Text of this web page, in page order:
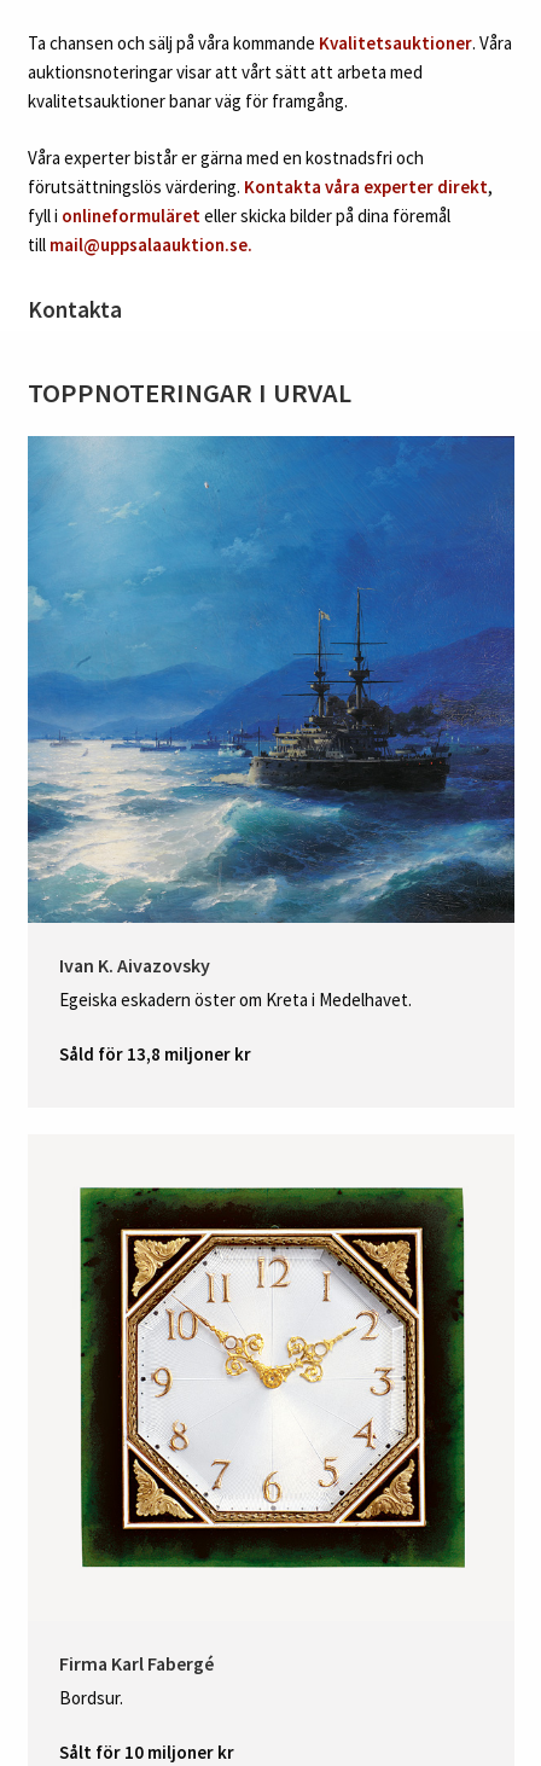
Ta chansen och sälj på våra kommande Kvalitetsauktioner. Våra
auktionsnoteringar visar att vårt sätt att arbeta med
kvalitetsauktioner banar väg för framgång.
Våra experter bistår er gärna med en kostnadsfri och
förutsättningslös värdering. Kontakta våra experter direkt,
fyll i onlineformuläret eller skicka bilder på dina föremål
till mail@uppsalaauktion.se.
Kontakta
TOPPNOTERINGAR I URVAL
Ivan K. Aivazovsky
Egeiska eskadern öster om Kreta i Medelhavet.
Såld för 13,8 miljoner kr
Firma Karl Fabergé
Bordsur.
Sålt för 10 miljoner kr